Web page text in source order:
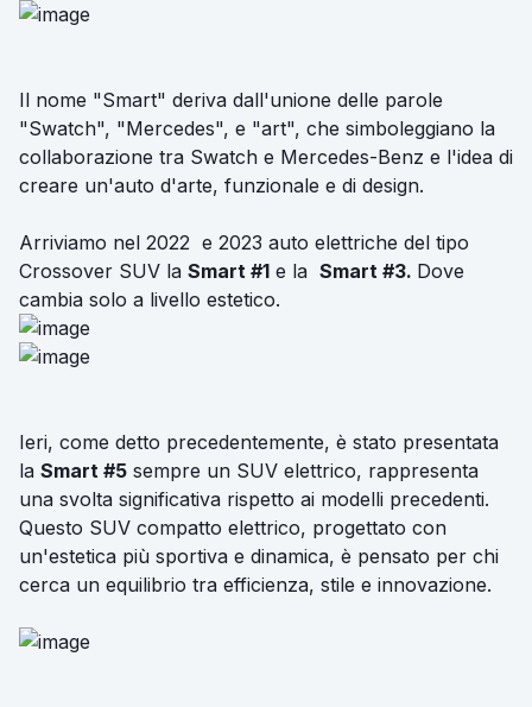
Il nome "Smart" deriva dall'unione delle parole
"Swatch", "Mercedes", e "art", che simboleggiano la
collaborazione tra Swatch e Mercedes-Benz e l'idea di
creare un'auto d'arte, funzionale e di design.
Arriviamo nel 2022 e 2023 auto elettriche del tipo
Crossover SUV la Smart #1 e la Smart #3. Dove
cambia solo a livello estetico.
Ieri, come detto precedentemente, è stato presentata
la Smart #5 sempre un SUV elettrico, rappresenta
una svolta significativa rispetto ai modelli precedenti.
Questo SUV compatto elettrico, progettato con
un'estetica più sportiva e dinamica, è pensato per chi
cerca un equilibrio tra efficienza, stile e innovazione.